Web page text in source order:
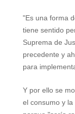
"Es una forma
tiene sentido
Suprema de
precedente y
para
Y por ello se
el consumo y